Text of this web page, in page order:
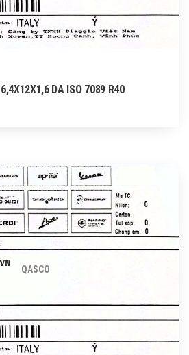
DA ISO 7089 R40
QASCO